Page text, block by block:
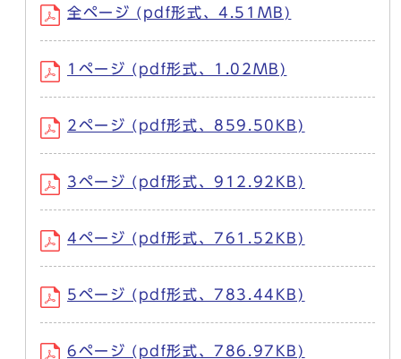
全ページ (pdf形式、4.51MB)
1ページ (pdf形式、1.02MB)
2ページ (pdf形式、859.50KB)
3ページ (pdf形式、912.92KB)
4ページ (pdf形式、761.52KB)
5ページ (pdf形式、783.44KB)
6ページ (pdf形式、786.97KB)